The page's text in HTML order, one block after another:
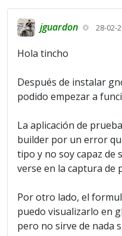
jguardon 28-02-
Hola tincho
Después de instalar
podido empezar a
La aplicación de
builder por un error
tipo y no soy capaz de
verse en la captura de
Por otro lado, el
puedo visualizarlo en
pero no sirve de nada